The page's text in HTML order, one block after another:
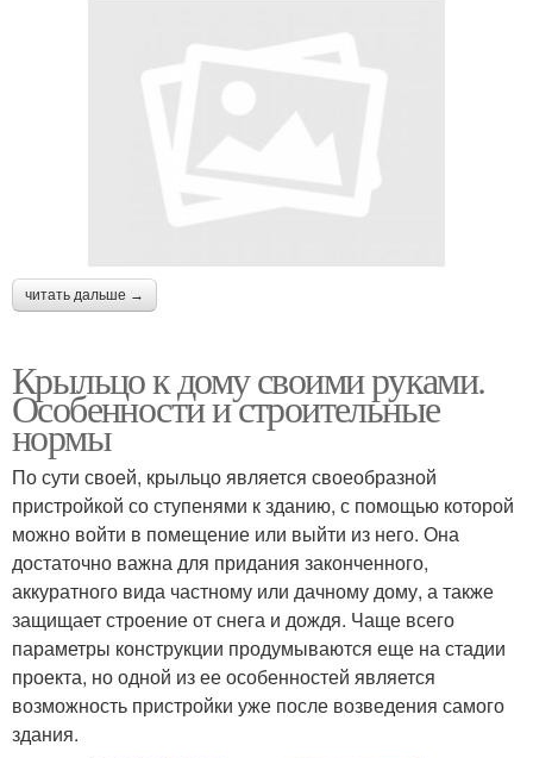
читать дальше →
Крыльцо к дому своими руками.
Особенности и строительные
нормы
По сути своей, крыльцо является своеобразной
пристройкой со ступенями к зданию, с помощью которой
можно войти в помещение или выйти из него. Она
достаточно важна для придания законченного,
аккуратного вида частному или дачному дому, а также
защищает строение от снега и дождя. Чаще всего
параметры конструкции продумываются еще на стадии
проекта, но одной из ее особенностей является
возможность пристройки уже после возведения самого
здания.